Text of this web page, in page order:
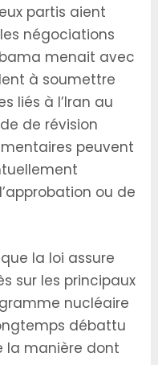
partis aient
négociations
menait avec
à soumettre
liés à l’Iran au
de révision
peuvent
ou de
la loi assure
sur les principaux
nucléaire
débattu
la manière dont